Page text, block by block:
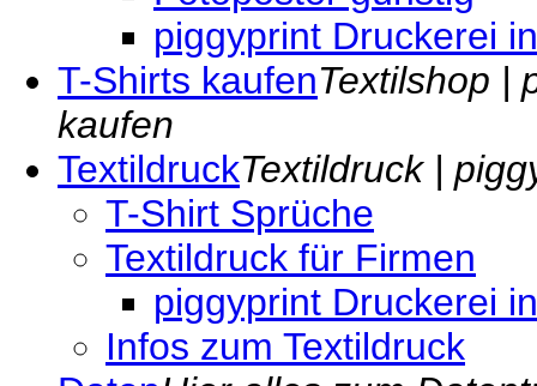
piggyprint Druckerei
T-Shirts kaufenTextilshop |
kaufen
TextildruckTextildruck |
T-Shirt Sprüche
Textildruck für Firmen
piggyprint Druckerei
Infos zum Textildruck